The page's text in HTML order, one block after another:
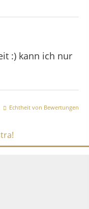
:) kann ich nur
Echtheit von Bewertungen